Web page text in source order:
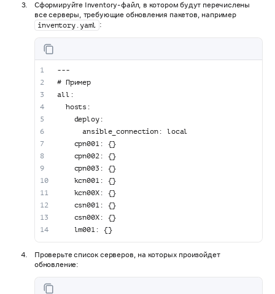
Сформируйте Inventory-файл, в котором будут перечислены
все серверы, требующие обновления пакетов, например
inventory.yaml :
---
# Пример
all:
  hosts:
    deploy:
      ansible_connection: local
    cpn001: {}
    cpn002: {}
    cpn003: {}
    kcn001: {}
    kcn00X: {}
    csn001: {}
    csn00X: {}
    lm001: {}
Проверьте список серверов, на которых произойдет
обновление: